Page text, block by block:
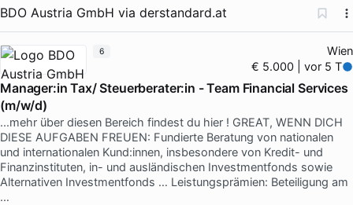
BDO Austria GmbH via derstandard.at
Wien
€ 5.000 | vor 5 T
Manager:in Tax/ Steuerberater:in - Team Financial Services
(m/w/d)
...mehr über diesen Bereich findest du hier ! GREAT, WENN DICH
DIESE AUFGABEN FREUEN: Fundierte Beratung von nationalen
und internationalen Kund:innen, insbesondere von Kredit- und
Finanzinstituten, in- und ausländischen Investmentfonds sowie
Alternativen Investmentfonds … Leistungsprämien: Beteiligung am
…
6